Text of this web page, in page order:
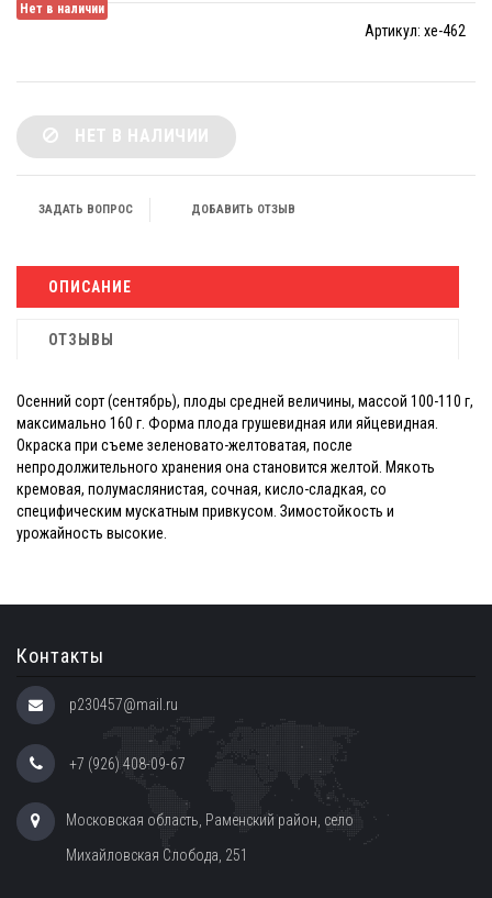
Нет в наличии
Артикул: xe-462
НЕТ В НАЛИЧИИ
ЗАДАТЬ ВОПРОС ДОБАВИТЬ ОТЗЫВ
ОПИСАНИЕ
ОТЗЫВЫ
Осенний сорт (сентябрь), плоды средней величины, массой 100-110 г,
максимально 160 г. Форма плода грушевидная или яйцевидная.
Окраска при съеме зеленовато-желтоватая, после
непродолжительного хранения она становится желтой. Мякоть
кремовая, полумаслянистая, сочная, кисло-сладкая, со
специфическим мускатным привкусом. Зимостойкость и
урожайность высокие.
Контакты
p230457@mail.ru
+7 (926) 408-09-67
Московская область, Раменский район, село
Михайловская Слобода, 251